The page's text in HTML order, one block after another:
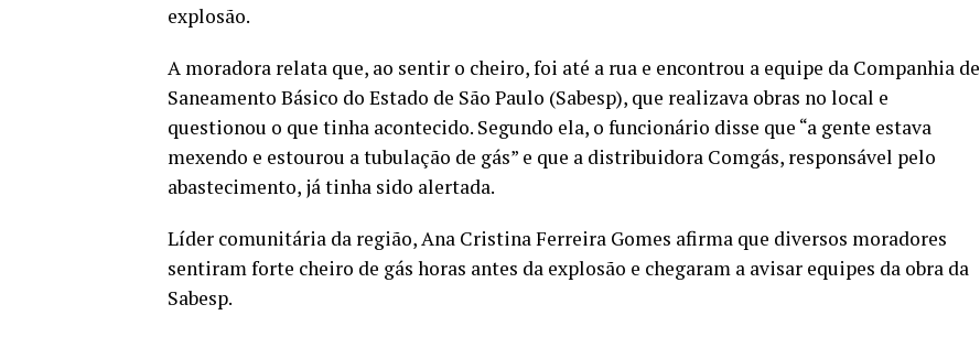
explosão.
A moradora relata que, ao sentir o cheiro, foi até a rua e encontrou a equipe da Companhia de
Saneamento Básico do Estado de São Paulo (Sabesp), que realizava obras no local e
questionou o que tinha acontecido. Segundo ela, o funcionário disse que “a gente estava
mexendo e estourou a tubulação de gás” e que a distribuidora Comgás, responsável pelo
abastecimento, já tinha sido alertada.
Líder comunitária da região, Ana Cristina Ferreira Gomes afirma que diversos moradores
sentiram forte cheiro de gás horas antes da explosão e chegaram a avisar equipes da obra da
Sabesp.